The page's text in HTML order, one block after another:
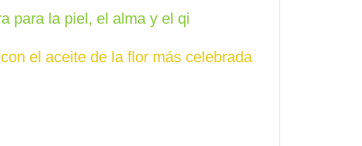
para la piel, el alma y el qi
el aceite de la flor más celebrada